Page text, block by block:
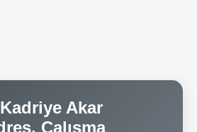
Akar
Çalışma